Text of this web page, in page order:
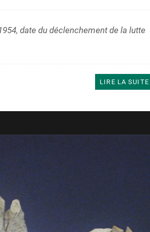
date du déclenchement de la lutte
LIRE LA SUITE